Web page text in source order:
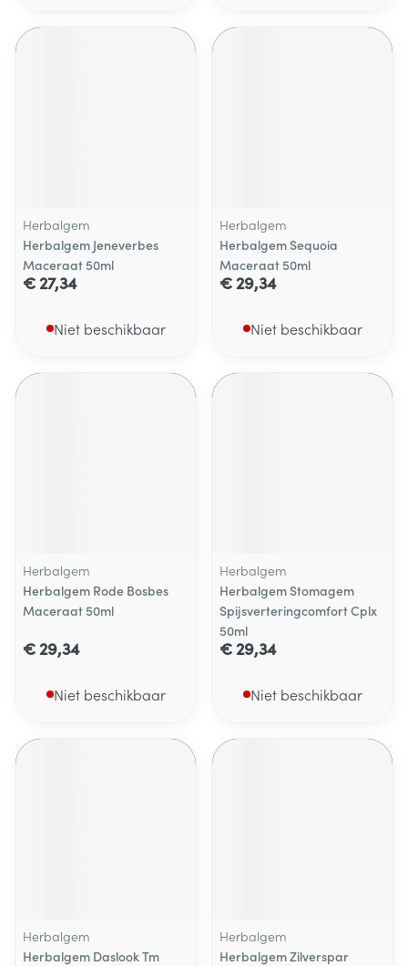
Herbalgem
Herbalgem Jeneverbes
Maceraat 50ml
€ 27,34
Niet beschikbaar
Herbalgem
Herbalgem Sequoia
Maceraat 50ml
€ 29,34
Niet beschikbaar
Herbalgem
Herbalgem Rode Bosbes
Maceraat 50ml
€ 29,34
Niet beschikbaar
Herbalgem
Herbalgem Stomagem
Spijsverteringcomfort Cplx
50ml
€ 29,34
Niet beschikbaar
Herbalgem
Herbalgem Daslook Tm
Herbalgem
Herbalgem Zilverspar